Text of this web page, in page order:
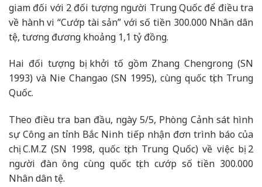
giam đối với 2 đối tượng người Trung Quốc để điều tra
về hành vi “Cướp tài sản” với số tiền 300.000 Nhân dân
tệ, tương đương khoảng 1,1 tỷ đồng.
Hai đối tượng bị khởi tố gồm Zhang Chengrong (SN
1993) và Nie Changao (SN 1995), cùng quốc tịch Trung
Quốc.
Theo điều tra ban đầu, ngày 5/5, Phòng Cảnh sát hình
sự Công an tỉnh Bắc Ninh tiếp nhận đơn trình báo của
chị C.M.Z (SN 1998, quốc tịch Trung Quốc) về việc bị 2
người đàn ông cùng quốc tịch cướp số tiền 300.000
Nhân dân tệ.